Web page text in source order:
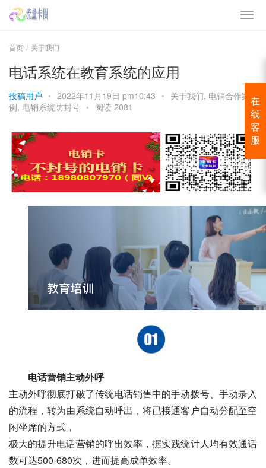
首页 关于我们
电话系统在教育系统的应用
投稿用户 • 2022年11月19日 pm10:43 • 关于我们, 电销合作案
例, 电销系统防封号 • 阅读 2081
电话营销主动外呼
主动外呼彻底打破了传统电话销售中的手动拨号、手动录入
的流程，转为由系统自动呼出，将已接通客户自动分配至空
闲坐席的方式，
极大的提升电话营销的呼出效率，据实践统计人均有效通话
数可达500-680次，进而提高成单效率。
在
线
客
服